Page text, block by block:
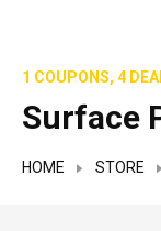
1 COUPONS, 4
Surface
HOME STORE